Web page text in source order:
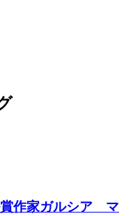
作家ガルシア゠マ